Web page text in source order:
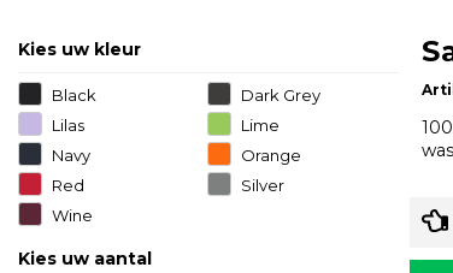
Kies uw kleur
Black
Dark Grey
Lilas
Lime
Navy
Orange
Red
Silver
Wine
Kies uw aantal